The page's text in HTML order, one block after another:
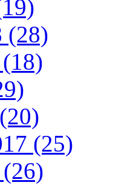
(28)
(25)